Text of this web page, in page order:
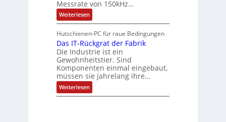
k
b
e
s
c
i
c
h
t
u
n
g
f
l
t
u
n
g
i
e
l
o
e
M
u
l
t
i
t
u
r
Messrate von 150kHz…
Weiterlesen:
V
r
b
e
s
s
e
r
t
e
L
Hutschienen-PC für raue Bedingungen
Das IT-Rückgrat der Fabrik
Die Industrie ist ein
Gewohnheitstier. Sind
Komponenten einmal eingebaut,
müssen sie jahrelang ihre…
Weiterlesen:
D